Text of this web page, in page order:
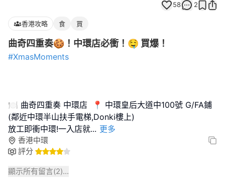
58 2
香港攻略 食 買
曲奇四重奏🍪！中環店必衝！🤤 買爆！
#XmasMoments
🍽️ 曲奇四重奏 中環店 📍 中環皇后大道中100號 G/FA鋪
(鄰近中環半山扶手電梯,Donki樓上)
放工即衝中環!一入店就... 更多
香港中環
評分
顯示所有留言(2)...